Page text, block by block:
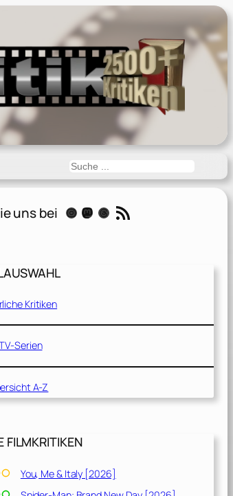
Suchen
uns bei Instagram Mastodon Threads RSS-Feed
Kritiken
Serien
A-Z
FILMKRITIKEN
You, Me & Italy [2026]